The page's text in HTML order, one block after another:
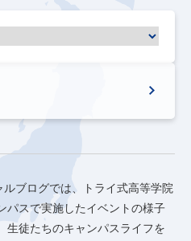
ルブログでは、トライ式高等学院
パスで実施したイベントの様子
生徒たちのキャンパスライフを